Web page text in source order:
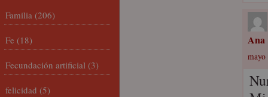
Ana
mayo
Familia (206)
Fe (18)
Fecundación artificial (3)
felicidad (5)